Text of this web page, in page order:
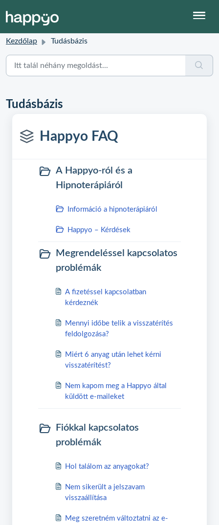
Kezdőlap Tudásbázis
Tudásbázis
Happyo FAQ
A Happyo-ról és a
Hipnoterápiáról
Információ a hipnoterápiáról
Happyo – Kérdések
Megrendeléssel kapcsolatos
problémák
A fizetéssel kapcsolatban
kérdeznék
Mennyi időbe telik a visszatérítés
feldolgozása?
Miért 6 anyag után lehet kérni
visszatérítést?
Nem kapom meg a Happyo által
küldött e-maileket
Fiókkal kapcsolatos
problémák
Hol találom az anyagokat?
Nem sikerült a jelszavam
visszaállítása
Meg szeretném változtatni az e-